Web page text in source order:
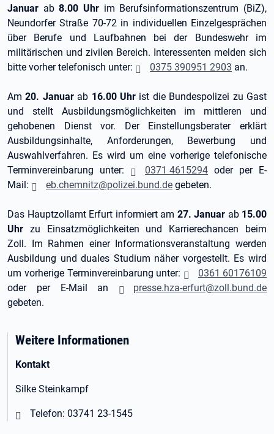
Januar ab8.00 Uhr im Berufsinformationszentrum (BiZ),
Neundorfer Straße 70-72 in individuellen Einzelgesprächen
über Berufe und Laufbahnen bei der Bundeswehr im
militärischen und zivilen Bereich. Interessenten melden sich
bitte vorher telefonisch unter:
0375 390951 2903 an.
Am20. Januarab 16.00 Uhr ist die Bundespolizei zu Gast
und stellt Ausbildungsmöglichkeiten im mittleren und
gehobenen Dienst vor. Der Einstellungsberater erklärt
Ausbildungsinhalte, Anforderungen, Bewerbung und
Auswahlverfahren. Es wird um eine vorherige telefonische
Terminvereinbarung unter:
0371 4615294 oder per E-
Mail:
eb.chemnitz@polizei.bund.de gebeten.
Das Hauptzollamt Erfurt informiert am 27. Januar ab 15.00
Uhr zu Einsatzmöglichkeiten und Karrierechancen beim
Zoll. Im Rahmen einer Informationsveranstaltung werden
Ausbildung und duales Studium näher vorgestellt. Es wird
um vorherige Terminvereinbarung unter:
0361 60176109
oder per E-Mail an
presse.hza-erfurt@zoll.bund.de
gebeten.
Weitere Informationen
Kontakt
Silke Steinkampf
Telefon: 03741 23-1545